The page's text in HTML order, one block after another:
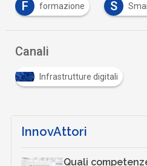
F
formazione S
Canali
Infrastrutture digitali
InnovAttori
Quali